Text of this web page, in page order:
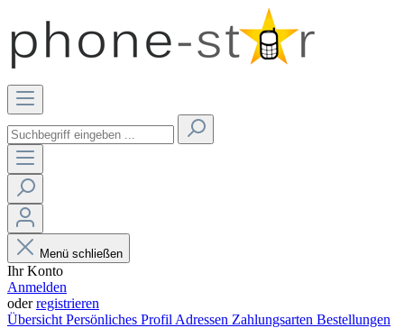
Menü schließen
Ihr Konto
Anmelden
oderregistrieren
Übersicht Persönliches Profil Adressen Zahlungsarten Bestellungen